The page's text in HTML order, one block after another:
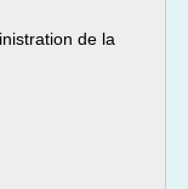
de la